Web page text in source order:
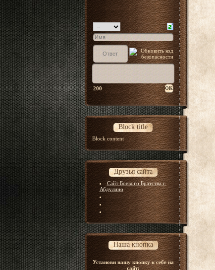
200
Block title
Block content
Друзья сайта
Сайт Боевого Братства г.
Абдулино
Наша кнопка
Установи нашу кнопку к себе на
сайт: